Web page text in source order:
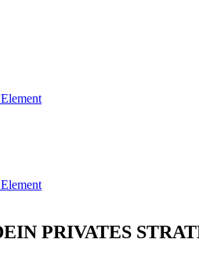
PRIVATES